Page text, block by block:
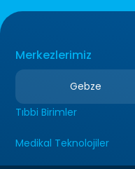
Merkezlerimiz
Gebze
Tıbbi Birimler
Medikal Teknolojiler